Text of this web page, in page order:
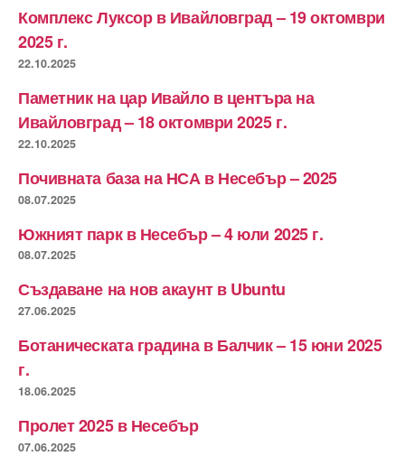
Комплекс Луксор в Ивайловград – 19 октомври
2025 г.
22.10.2025
Паметник на цар Ивайло в центъра на
Ивайловград – 18 октомври 2025 г.
22.10.2025
Почивната база на НСА в Несебър – 2025
08.07.2025
Южният парк в Несебър – 4 юли 2025 г.
08.07.2025
Създаване на нов акаунт в Ubuntu
27.06.2025
Ботаническата градина в Балчик – 15 юни 2025
г.
18.06.2025
Пролет 2025 в Несебър
07.06.2025